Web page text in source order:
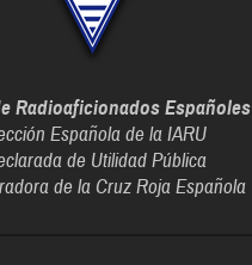
Radioaficionados Españoles
Española de la IARU
de Utilidad Pública
de la Cruz Roja Española